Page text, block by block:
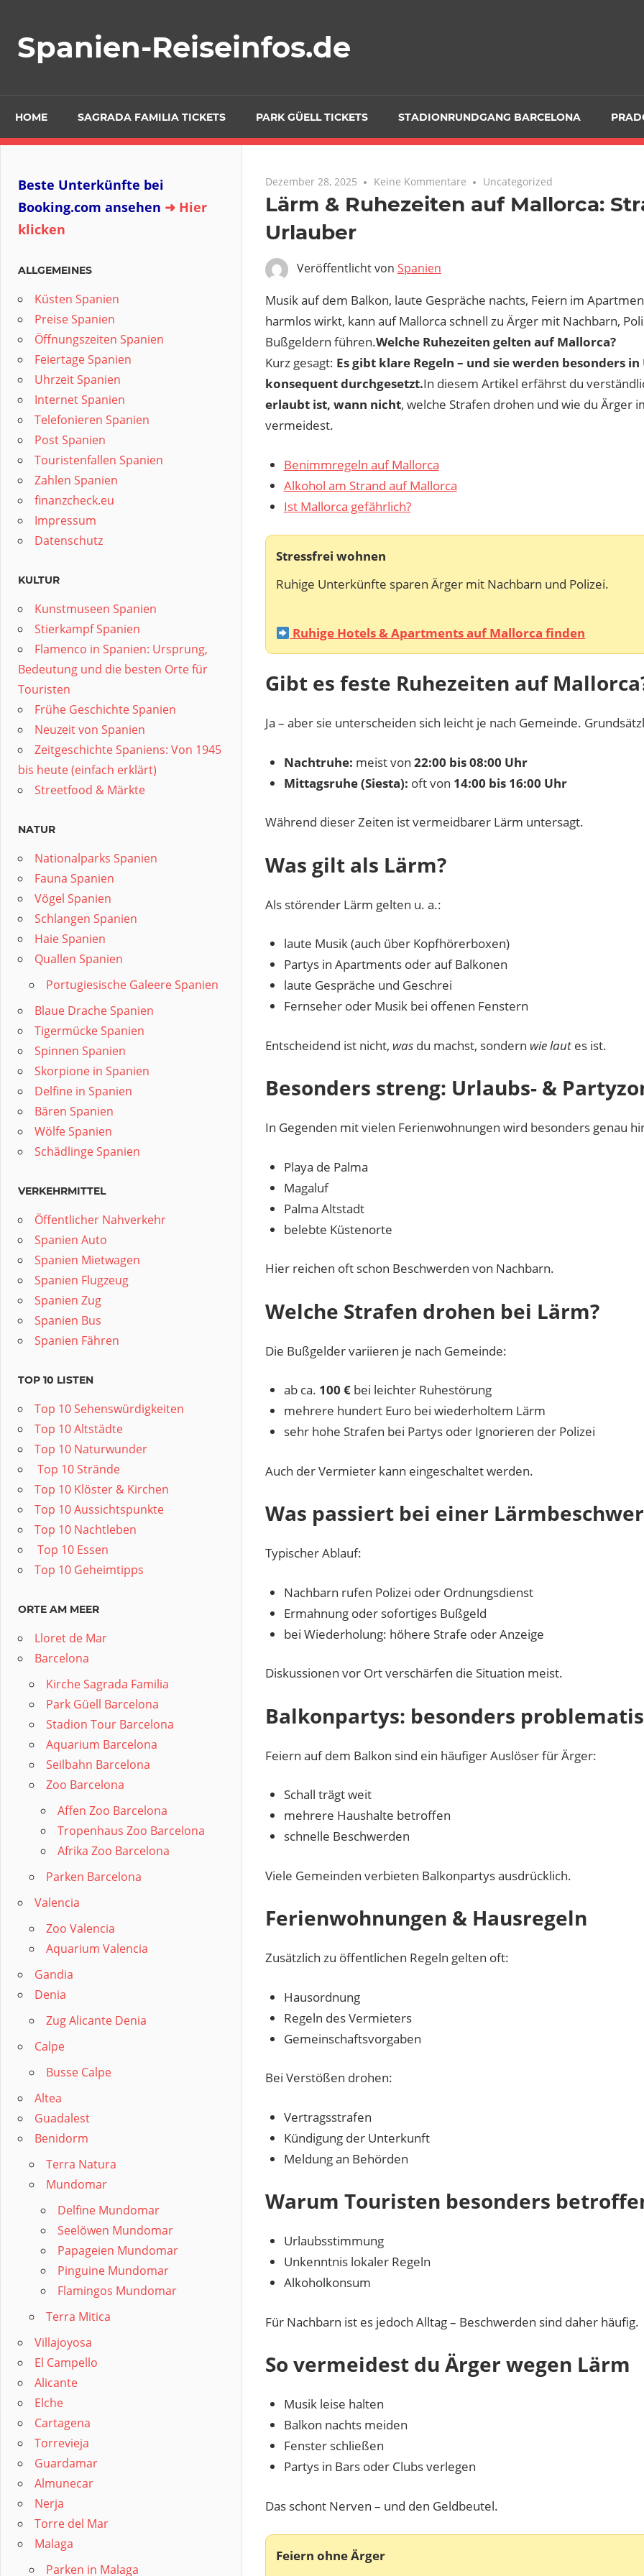
springen
Spanien-Reiseinfos.de
HOME SAGRADA FAMILIA TICKETS PARK GÜELL TICKETS STADIONRUNDGANG BARCELONA
Dezember 28, 2025 Keine Kommentare Uncategorized
Lärm & Ruhezeiten auf Mallorca:
Urlauber
Veröffentlicht von Spanien
Musik auf dem Balkon, laute Gespräche nachts, Feiern im
harmlos wirkt, kann auf Mallorca schnell zu Ärger mit Nachbarn,
Bußgeldern führen.Welche Ruhezeiten gelten auf Mallorca?
Kurz gesagt: Es gibt klare Regeln – und sie werden besonders
konsequent durchgesetzt.In diesem Artikel erfährst du
erlaubt ist, wann nicht, welche Strafen drohen und wie du Ärger
vermeidest.
Benimmregeln auf Mallorca
Alkohol am Strand auf Mallorca
Ist Mallorca gefährlich?
Stressfrei wohnen
Ruhige Unterkünfte sparen Ärger mit Nachbarn und Polizei.
Ruhige Hotels & Apartments auf Mallorca finden
Gibt es feste Ruhezeiten auf
Ja – aber sie unterscheiden sich leicht je nach Gemeinde.
Nachtruhe: meist von 22:00 bis 08:00 Uhr
Mittagsruhe (Siesta): oft von 14:00 bis 16:00 Uhr
Während dieser Zeiten ist vermeidbarer Lärm untersagt.
Was gilt als Lärm?
Als störender Lärm gelten u. a.:
laute Musik (auch über Kopfhörerboxen)
Partys in Apartments oder auf Balkonen
laute Gespräche und Geschrei
Fernseher oder Musik bei offenen Fenstern
Entscheidend ist nicht, was du machst, sondern wie laut es ist.
Besonders streng: Urlaubs- &
In Gegenden mit vielen Ferienwohnungen wird besonders genau
Playa de Palma
Magaluf
Palma Altstadt
belebte Küstenorte
Hier reichen oft schon Beschwerden von Nachbarn.
Welche Strafen drohen bei Lärm?
Die Bußgelder variieren je nach Gemeinde:
ab ca. 100 €bei leichter Ruhestörung
mehrere hundert Euro bei wiederholtem Lärm
sehr hohe Strafen bei Partys oder Ignorieren der Polizei
Auch der Vermieter kann eingeschaltet werden.
Was passiert bei einer
Typischer Ablauf:
Nachbarn rufen Polizei oder Ordnungsdienst
Ermahnung oder sofortiges Bußgeld
bei Wiederholung: höhere Strafe oder Anzeige
Diskussionen vor Ort verschärfen die Situation meist.
Balkonpartys: besonders
Feiern auf dem Balkon sind ein häufiger Auslöser für Ärger:
Schall trägt weit
mehrere Haushalte betroffen
schnelle Beschwerden
Viele Gemeinden verbieten Balkonpartys ausdrücklich.
Ferienwohnungen & Hausregeln
Zusätzlich zu öffentlichen Regeln gelten oft:
Hausordnung
Regeln des Vermieters
Gemeinschaftsvorgaben
Bei Verstößen drohen:
Vertragsstrafen
Kündigung der Unterkunft
Meldung an Behörden
Warum Touristen besonders
Urlaubsstimmung
Unkenntnis lokaler Regeln
Alkoholkonsum
Für Nachbarn ist es jedoch Alltag – Beschwerden sind daher häufig.
So vermeidest du Ärger wegen Lärm
Musik leise halten
Balkon nachts meiden
Fenster schließen
Partys in Bars oder Clubs verlegen
Das schont Nerven – und den Geldbeutel.
Feiern ohne Ärger
Beste Unterkünfte bei
Booking.com ansehen ➜ Hier
klicken
ALLGEMEINES
Küsten Spanien
Preise Spanien
Öffnungszeiten Spanien
Feiertage Spanien
Uhrzeit Spanien
Internet Spanien
Telefonieren Spanien
Post Spanien
Touristenfallen Spanien
Zahlen Spanien
finanzcheck.eu
Impressum
Datenschutz
KULTUR
Kunstmuseen Spanien
Stierkampf Spanien
Flamenco in Spanien: Ursprung,
Bedeutung und die besten Orte für
Touristen
Frühe Geschichte Spanien
Neuzeit von Spanien
Zeitgeschichte Spaniens: Von 1945
bis heute (einfach erklärt)
Streetfood & Märkte
NATUR
Nationalparks Spanien
Fauna Spanien
Vögel Spanien
Schlangen Spanien
Haie Spanien
Quallen Spanien
Portugiesische Galeere Spanien
Blaue Drache Spanien
Tigermücke Spanien
Spinnen Spanien
Skorpione in Spanien
Delfine in Spanien
Bären Spanien
Wölfe Spanien
Schädlinge Spanien
VERKEHRMITTEL
Öffentlicher Nahverkehr
Spanien Auto
Spanien Mietwagen
Spanien Flugzeug
Spanien Zug
Spanien Bus
Spanien Fähren
TOP 10 LISTEN
Top 10 Sehenswürdigkeiten
Top 10 Altstädte
Top 10 Naturwunder
️ Top 10 Strände
Top 10 Klöster & Kirchen
Top 10 Aussichtspunkte
Top 10 Nachtleben
️ Top 10 Essen
Top 10 Geheimtipps
ORTE AM MEER
Lloret de Mar
Barcelona
Kirche Sagrada Familia
Park Güell Barcelona
Stadion Tour Barcelona
Aquarium Barcelona
Seilbahn Barcelona
Zoo Barcelona
Affen Zoo Barcelona
Tropenhaus Zoo Barcelona
Afrika Zoo Barcelona
Parken Barcelona
Valencia
Zoo Valencia
Aquarium Valencia
Gandia
Denia
Zug Alicante Denia
Calpe
Busse Calpe
Altea
Guadalest
Benidorm
Terra Natura
Mundomar
Delfine Mundomar
Seelöwen Mundomar
Papageien Mundomar
Pinguine Mundomar
Flamingos Mundomar
Terra Mitica
Villajoyosa
El Campello
Alicante
Elche
Cartagena
Torrevieja
Guardamar
Almunecar
Nerja
Torre del Mar
Malaga
Parken in Malaga